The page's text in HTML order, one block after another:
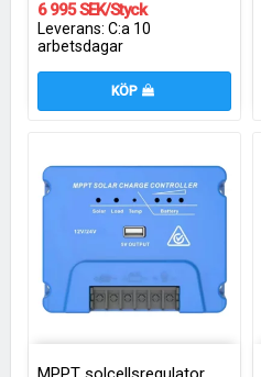
6 995 SEK/Styck
Leverans: C:a 10
arbetsdagar
KÖP